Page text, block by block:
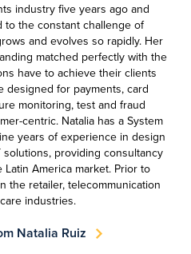
industry five years ago and
to the constant challenge of
and evolves so rapidly. Her
matched perfectly with the
have to achieve their clients
designed for payments, card
monitoring, test and fraud
centric. Natalia has a System
years of experience in design
providing consultancy
America market. Prior to
the retailer, telecommunication
industries.
Natalia Ruiz